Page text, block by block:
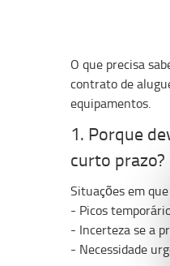
O que precisa
contrato de
equipamentos.
1. Porque
curto prazo?
Situações em
- Picos
- Incerteza se a
- Necessidade